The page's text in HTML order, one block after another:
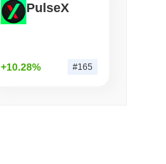
PulseX
+10.28% #165